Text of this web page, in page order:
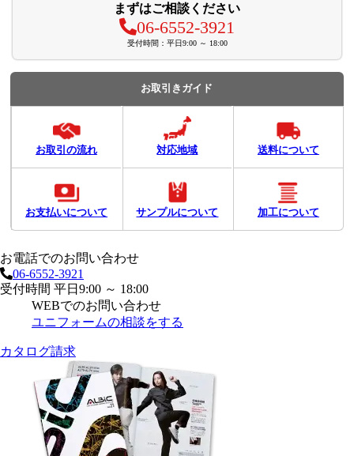
まずはご相談ください
06-6552-3921
受付時間：平日9:00 ～ 18:00
お取引きガイド
お取引の流れ 対応地域 送料について
お支払いについて サンプルについて 加工について
お電話でのお問い合わせ
06-6552-3921
受付時間 平日9:00 ～ 18:00
WEBでのお問い合わせ
ユニフォームの相談をする
カタログ請求